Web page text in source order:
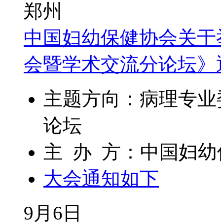
郑州
中国妇幼保健协会关
会暨学术交流分论坛》
主题方向：病理专
论坛
主 办 方：中国妇幼
大会通知如下
9月6日